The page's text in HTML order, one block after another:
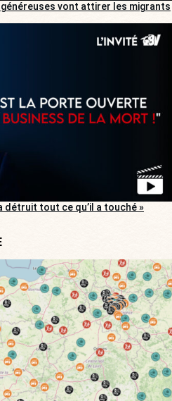
généreuses vont attirer les migrants
détruit tout ce qu’il a touché »